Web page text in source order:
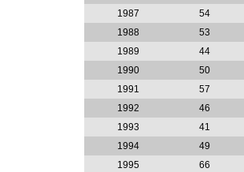
1987 54
1988
53
1989
44
1990
50
1991
57
1992
46
1993
41
1994
49
1995
66